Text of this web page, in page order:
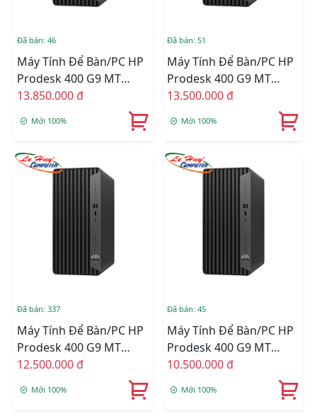
Đã bán: 46
Máy Tính Để Bàn/PC HP
Prodesk 400 G9 MT
72L00PA (Core I5-12500/
Ram 8GB/ 512GB SSD/
Wifi/ Bluetooth/
Windows 11 Home SL/
13.850.000 đ
Mới 100%
Đã bán: 51
Máy Tính Để Bàn/PC HP
Prodesk 400 G9 MT
72K99PA (Core I5-12500/
Ram 8GB/ 256GB SSD/
Wifi/ Bluetooth/
Windows 11 Home SL/
13.500.000 đ
Mới 100%
Đã bán: 337
Máy Tính Để Bàn/PC HP
Prodesk 400 G9 MT
72K98PA (Core I5-12500/
Ram 4GB/ 256GB SSD/
Wifi/ Bluetooth/
12.500.000 đ
Mới 100%
Đã bán: 45
Máy Tính Để Bàn/PC HP
Prodesk 400 G9 MT
72K97PA (Core I3-12100/
Ram 8GB/ 256GB SSD/
Wifi/ Bluetooth/
10.500.000 đ
Mới 100%